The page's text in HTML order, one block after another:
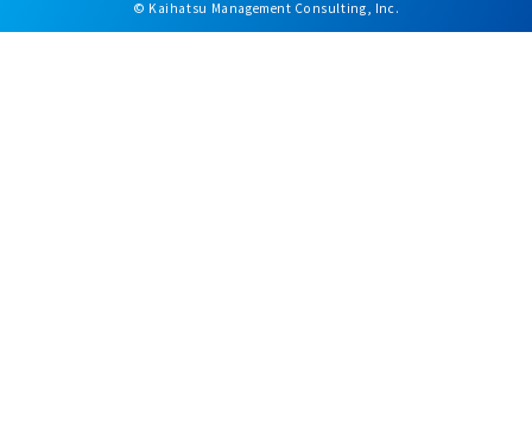
© Kaihatsu Management Consulting, Inc.